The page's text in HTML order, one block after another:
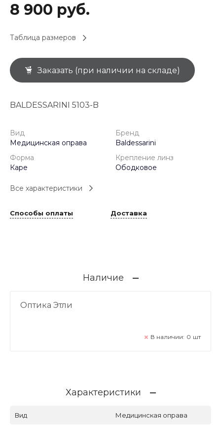
8 900 руб.
Таблица размеров
Заказать (при наличии на складе)
BALDESSARINI 5103-B
Вид
Медицинская оправа
Бренд
Baldessarini
Форма
Каре
Крепление линз
Ободковое
Все характеристики
Способы оплаты Доставка
Наличие
Оптика Этли
В наличии: 0 шт
Характеристики
Вид Медицинская оправа